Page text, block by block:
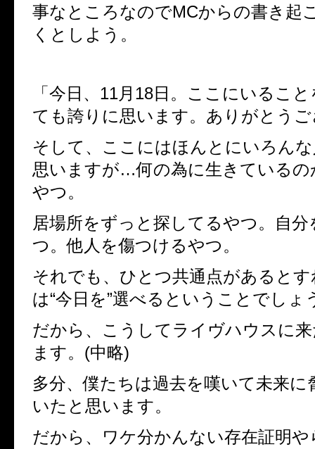
事なところなのでMCからの書き起
くとしよう。
「今日、 11月 18日。ここにいるこ
ても誇りに思います。ありがとう
そして、ここにはほんとにいろん
思いますが…何の為に生きている
やつ。
居場所をずっと探してるやつ。自
つ。他人を傷つけるやつ。
それでも、ひとつ共通点があると
は“今日を”選べるということでしょ
だから、こうしてライヴハウスに
ます。 (中略)
多分、僕たちは過去を嘆いて未来に
いたと思います。
だから、ワケ分かんない存在証明